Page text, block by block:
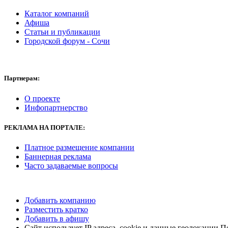
Каталог компаний
Афиша
Статьи и публикации
Городской форум - Сочи
Партнерам:
О проекте
Инфопартнерство
РЕКЛАМА НА ПОРТАЛЕ:
Платное размещение компании
Баннерная реклама
Часто задаваемые вопросы
Добавить компанию
Разместить кратко
Добавить в афишу